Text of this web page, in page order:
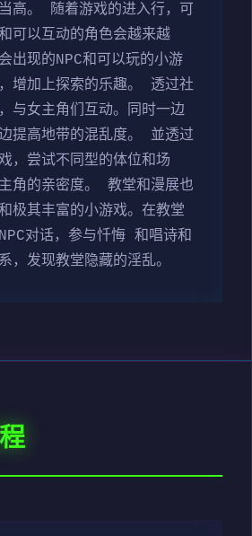
高。 随着游戏的进入行，可
可以互动的角色会越来越
出现的NPC和可以玩的小游
增加上探索的乐趣。 透过社
与女主角们互动。同时一边
提高地带的混乱度。 並透过
，尝试不同型的体位和场
角的亲密度。 教堂和漫展也
极其丰富的小游戏。在教堂
对话，参与忏悔 和唱诗和
，发现教堂隐藏的淫乱。